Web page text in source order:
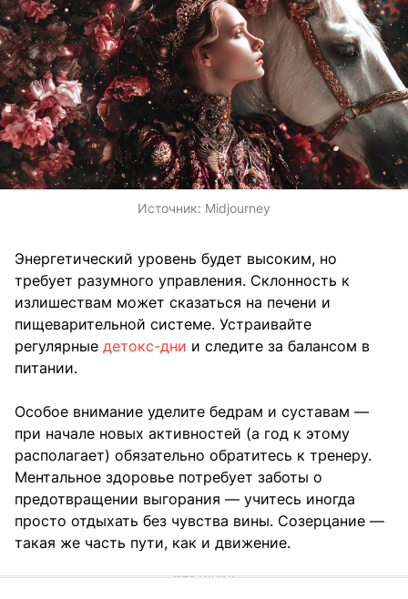
Источник: Midjourney
Энергетический уровень будет высоким, но
требует разумного управления. Склонность к
излишествам может сказаться на печени и
пищеварительной системе. Устраивайте
регулярные детокс-дни и следите за балансом в
питании.
Особое внимание уделите бедрам и суставам —
при начале новых активностей (а год к этому
располагает) обязательно обратитесь к тренеру.
Ментальное здоровье потребует заботы о
предотвращении выгорания — учитесь иногда
просто отдыхать без чувства вины. Созерцание —
такая же часть пути, как и движение.